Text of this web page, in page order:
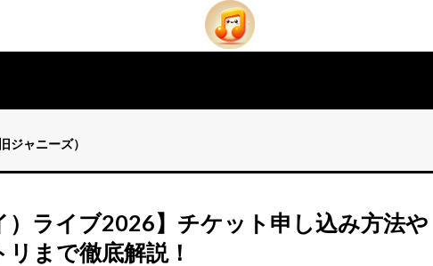
ジャニーズ）
）ライブ2026】チケット申し込み方法や
まで徹底解説！